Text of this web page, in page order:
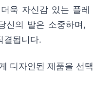
욱 자신감 있는 플레
신의 발은 소중하며,
결됩니다.
디자인된 제품을 선택